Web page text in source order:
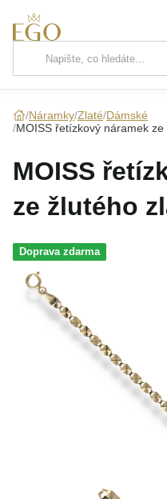
Hlavní kategorie
ŘETÍZKY
NÁRAMKY
PRSTENY
NÁUŠNICE
Náramky Zlaté Dámské
MOISS řetízkový náramek
MOISS
ze žlutého
Doprava zdarma